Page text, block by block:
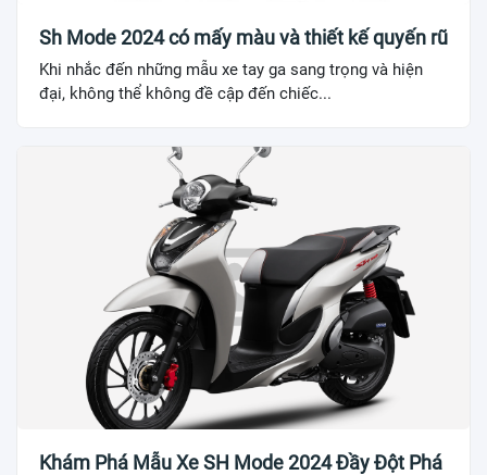
Sh Mode 2024 có mấy màu và thiết kế quyến rũ
Khi nhắc đến những mẫu xe tay ga sang trọng và hiện
đại, không thể không đề cập đến chiếc...
Khám Phá Mẫu Xe SH Mode 2024 Đầy Đột Phá